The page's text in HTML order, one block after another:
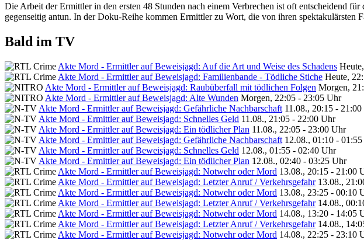
Die Arbeit der Ermittler in den ersten 48 Stunden nach einem Verbrechen ist oft entscheidend
gegenseitig antun. In der Doku-Reihe kommen Ermittler zu Wort, die von ihren spektakulärsten
Bald im TV
Akte Mord - Ermittler auf Beweisjagd: Auf die Art und Weise des Schadens
Akte Mord - Ermittler auf Beweisjagd: Familienbande - Tödliche Stiche Heute,
Akte Mord - Ermittler auf Beweisjagd: Raubüberfall mit tödlichen Folgen Morgen,
Akte Mord - Ermittler auf Beweisjagd: Alte Wunden Morgen, 22:05 - 23:05 Uhr
Akte Mord - Ermittler auf Beweisjagd: Gefährliche Nachbarschaft 11.08., 20:15 -
Akte Mord - Ermittler auf Beweisjagd: Schnelles Geld 11.08., 21:05 - 22:00 Uhr
Akte Mord - Ermittler auf Beweisjagd: Ein tödlicher Plan 11.08., 22:05 - 23:00 Uhr
Akte Mord - Ermittler auf Beweisjagd: Gefährliche Nachbarschaft 12.08., 01:10 -
Akte Mord - Ermittler auf Beweisjagd: Schnelles Geld 12.08., 01:55 - 02:40 Uhr
Akte Mord - Ermittler auf Beweisjagd: Ein tödlicher Plan 12.08., 02:40 - 03:25 Uhr
Akte Mord - Ermittler auf Beweisjagd: Notwehr oder Mord 13.08., 20:15 - 21:00
Akte Mord - Ermittler auf Beweisjagd: Letzter Anruf / Verkehrsgefahr 13.08.,
Akte Mord - Ermittler auf Beweisjagd: Notwehr oder Mord 13.08., 23:25 - 00:10
Akte Mord - Ermittler auf Beweisjagd: Letzter Anruf / Verkehrsgefahr 14.08.,
Akte Mord - Ermittler auf Beweisjagd: Notwehr oder Mord 14.08., 13:20 - 14:05
Akte Mord - Ermittler auf Beweisjagd: Letzter Anruf / Verkehrsgefahr 14.08.,
Akte Mord - Ermittler auf Beweisjagd: Notwehr oder Mord 14.08., 22:25 - 23:10